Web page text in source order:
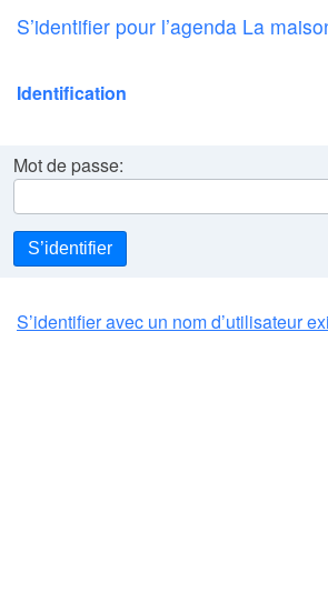
S’identifier pour l’agenda La
Identification
Mot de passe:
S’identifier
S’identifier avec un nom d’utilisateur